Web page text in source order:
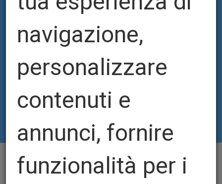
navigazione,
personalizzare
contenuti e
annunci, fornire
funzionalità per i